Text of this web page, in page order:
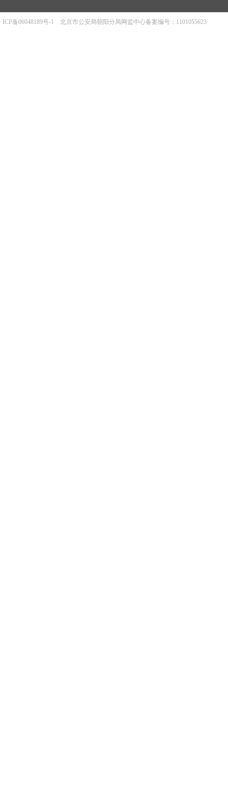
ICP备06048189号-1 北京市公安局朝阳分局网监中心备案编号：1101055623